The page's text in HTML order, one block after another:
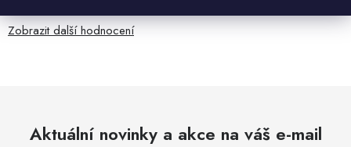
Zobrazit další hodnocení
Aktuální novinky a akce na váš e-mail